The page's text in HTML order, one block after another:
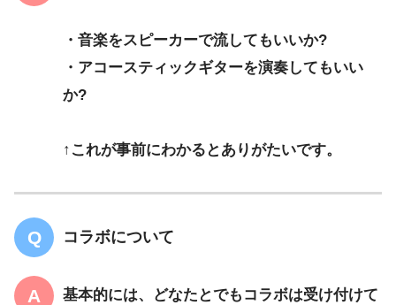
・音楽をスピーカーで流してもいいか?
・アコースティックギターを演奏してもいい
か?
↑これが事前にわかるとありがたいです。
コラボについて
基本的には、どなたとでもコラボは受け付けて